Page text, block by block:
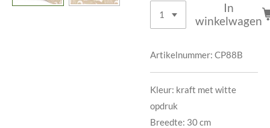
In
winkelwagen
Artikelnummer: CP88B
Kleur: kraft met witte
opdruk
Breedte: 30 cm